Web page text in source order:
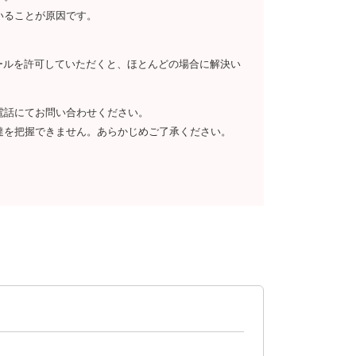
ことが原因です。
を許可していただくと、ほとんどの場合に解決い
にてお問い合わせください。
把握できません。あらかじめご了承ください。